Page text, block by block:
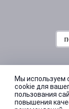
Мы используем
cookie для
пользования
повышения